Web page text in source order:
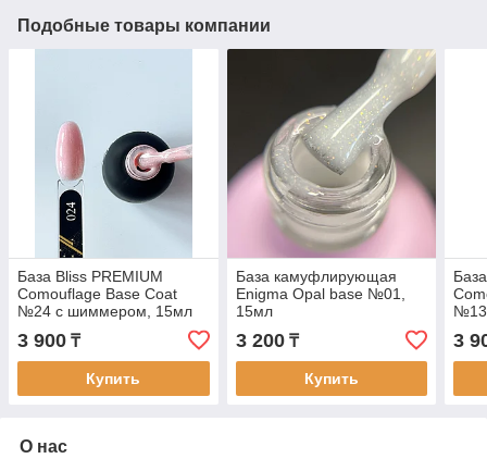
Подобные товары компании
База Bliss PREMIUM
Comouflage Base Coat
№24 с шиммером, 15мл
3 900 ₸
Купить
База камуфлирующая
Enigma Opal base №01,
15мл
3 200₸
Купить
3
О нас